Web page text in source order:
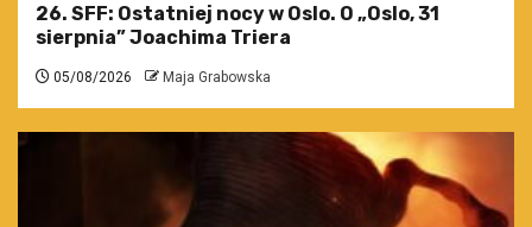
26. SFF: Ostatniej nocy w Oslo. O „Oslo, 31
sierpnia” Joachima Triera
05/08/2026 Maja Grabowska